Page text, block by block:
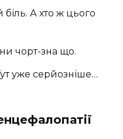
А хто ж цього
чорт-зна що.
уже серйозніше…